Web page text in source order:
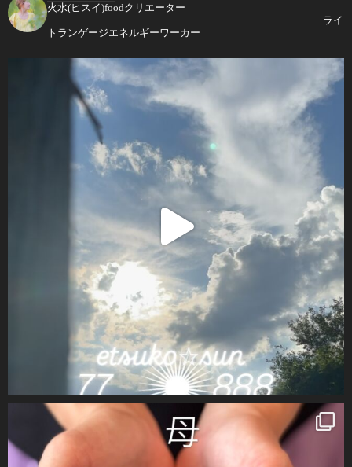
火水(ヒスイ)foodクリエーター
ライ
トランゲージエネルギーワーカー